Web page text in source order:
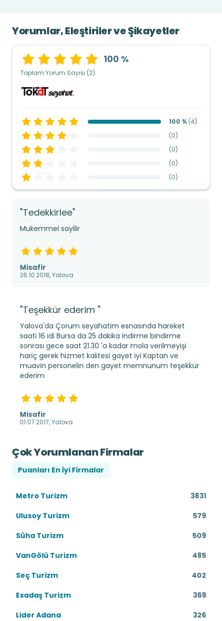
Yorumlar, Eleştiriler ve Şikayetler
100 %
Toplam Yorum Sayısı (2)
100 % (4)
(0)
(0)
(0)
(0)
Misafir
26.10.2018, Yalova
"Tedekkirlee"
Mukemmel sayilir
Misafir
01.07.2017, Yalova
"Teşekkür ederim "
Yalova'da Çorum seyahatim esnasında hareket
saati 16 idi Bursa da 25 dakika indirme bindirme
sonrası gece saat 21.30 'a kadar mola verilmeyişi
hariç gerek hizmet kalitesi gayet iyi Kaptan ve
muavin personelin den gayet memnunum teşekkür
ederim
Çok Yorumlanan Firmalar
Puanları En İyi Firmalar
Metro Turizm
3831
Ulusoy Turizm
579
Süha Turizm
509
VanGölü Turizm
485
Seç Turizm
402
Esadaş Turizm
369
Lider Adana
326